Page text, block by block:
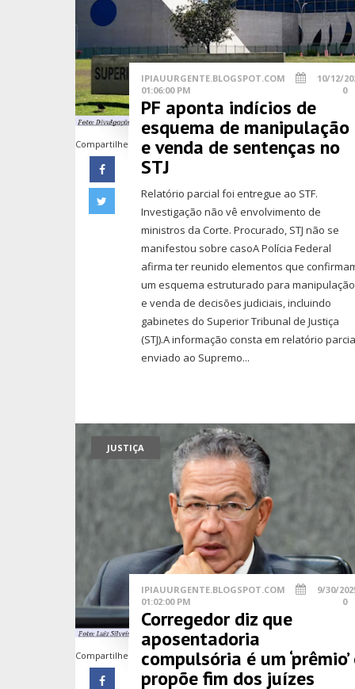
Compartilhe
IPIAUURGENTE.BLOGSPOT.COM
10/12/
01:06:00 PM
0
PF aponta indícios de
esquema de manipulação
e venda de sentenças no
STJ
Relatório parcial foi entregue ao STF.
Investigação não vê envolvimento de
ministros da Corte. Procurado, STJ não se
manifestou sobre casoA Polícia Federal
afirma ter reunido elementos que
um esquema estruturado para manipulação
e venda de decisões judiciais, incluindo
gabinetes do Superior Tribunal de Justiça
(STJ).A informação consta em relatório
enviado ao Supremo...
JUSTIÇA
Compartilhe
IPIAUURGENTE.BLOGSPOT.COM
9/30/
01:02:00 PM
0
Corregedor diz que
aposentadoria
compulsória é um ‘prêmio’
propõe fim dos juízes